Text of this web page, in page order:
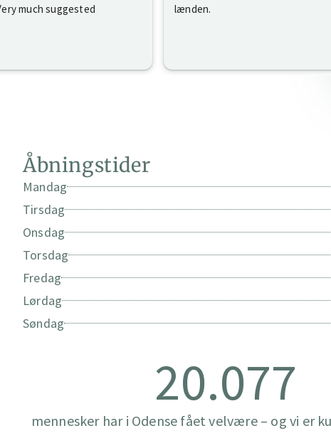
much suggested
lænden.
Åbningstider
Mandag
Tirsdag
Onsdag
Torsdag
Fredag
Lørdag
Søndag
20.077
mennesker har i Odense fået velvære – og vi er